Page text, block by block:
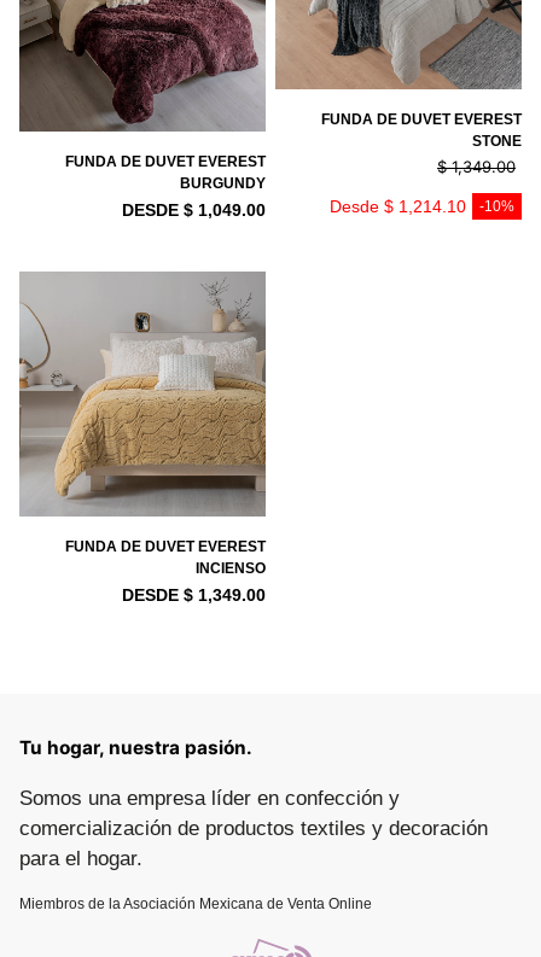
FUNDA DE DUVET EVEREST
BURGUNDY
DESDE $ 1,049.00
FUNDA DE DUVET EVEREST
STONE
Desde $ 1,214.10 -10%
$ 1,349.00
FUNDA DE DUVET EVEREST
INCIENSO
DESDE $ 1,349.00
Tu hogar, nuestra pasión.
Somos una empresa líder en confección y
comercialización de productos textiles y decoración
para el hogar.
Miembros de la Asociación Mexicana de Venta Online